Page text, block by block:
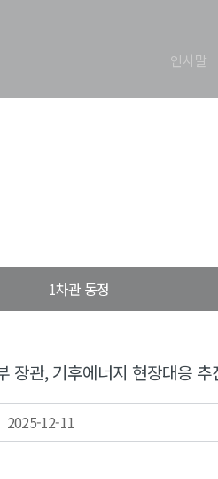
인사말
1차관 동정
장관, 기후에너지 현장대응
2025-12-11